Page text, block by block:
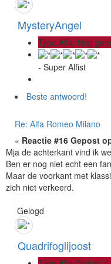
MysteryAngel
Type Alfa: Nog
- Super Alfist
Beste antwoord!
Re: Alfa Romeo Milano
« Reactie #16 Gepost
Mja de achterkant vind ik
Ben er nog niet echt een
Maar de voorkant met
zich niet verkeerd.
Gelogd
Quadrifoglijoost